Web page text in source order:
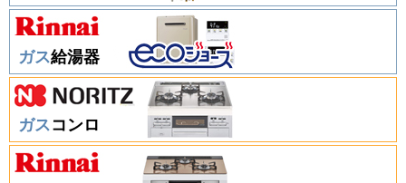
ガス給湯器
ガスコンロ